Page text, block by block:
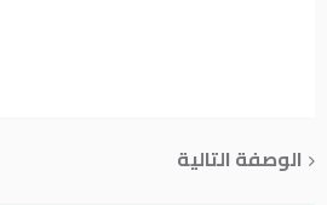
الوصفة التالية